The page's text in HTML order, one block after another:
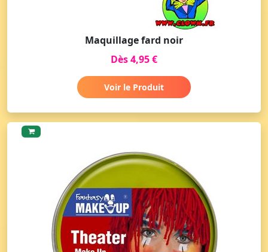
Maquillage fard noir
Dès 4,95 €
Voir le Produit